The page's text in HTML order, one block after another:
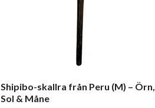
Shipibo-skallra från Peru (M) – Örn,
Sol & Måne